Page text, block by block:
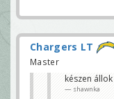
Chargers LT
Master
készen
shawnka